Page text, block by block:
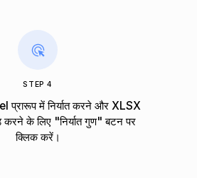
STEP 4
प्रारूप में निर्यात करने और XLSX
करने के लिए "निर्यात गुण" बटन पर
क्लिक करें।